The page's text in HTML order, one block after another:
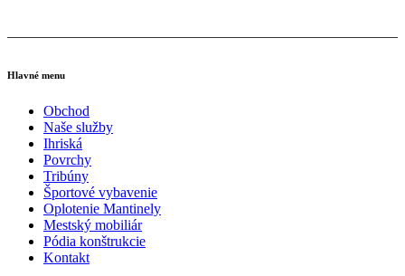
Hlavné menu
Obchod
Naše služby
Ihriská
Povrchy
Tribúny
Športové vybavenie
Oplotenie Mantinely
Mestský mobiliár
Pódia konštrukcie
Kontakt